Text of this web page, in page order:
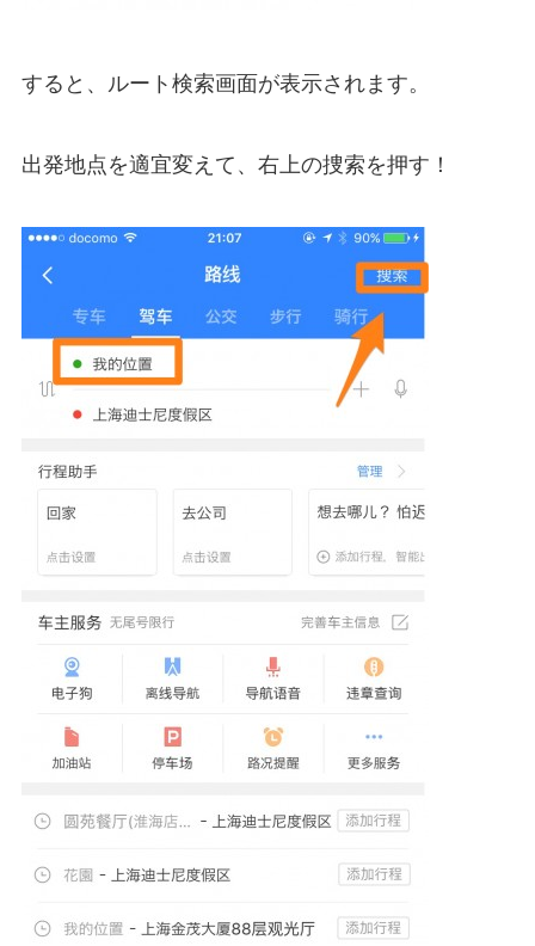
すると、ルート検索画面が表示されます。
出発地点を適宜変えて、右上の捜索を押す！